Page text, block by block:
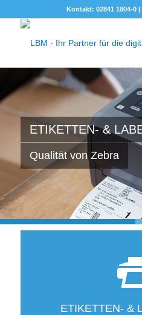
Kontakt: 02841 1804-0 |
ETIKETTEN- &
Qualität von Zebra
ETIKETTEN- &